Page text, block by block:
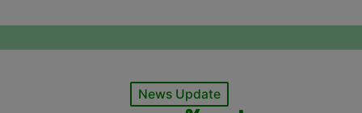
Posted
News Update